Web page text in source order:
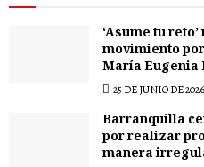
‘Asume tu
movimiento
María Eugenia
25 DE JUNIO DE 2026
Barranquilla
por realizar
manera